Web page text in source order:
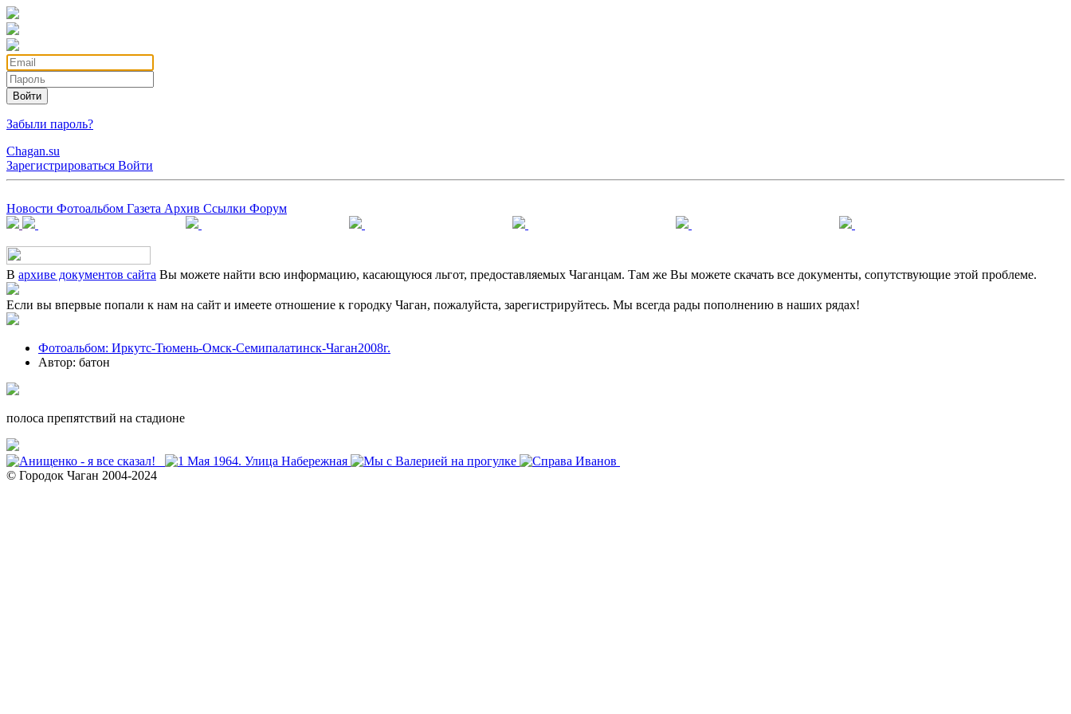
Войти
Забыли пароль?
Chagan.su
Зарегистрироваться Войти
Новости Фотоальбом Газета Архив Ссылки Форум
В архиве документов сайта Вы можете найти всю информацию, касающуюся льгот, предоставляемых Чаганцам. Там же Вы можете скачать все документы, сопутствующие этой проблеме.
Если вы впервые попали к нам на сайт и имеете отношение к городку Чаган, пожалуйста, зарегистрируйтесь. Мы всегда рады пополнению в наших рядах!
Фотоальбом: Иркутс-Тюмень-Омск-Семипалатинск-Чаган2008г.
Автор: батон
полоса препятствий на стадионе
© Городок Чаган 2004-2024